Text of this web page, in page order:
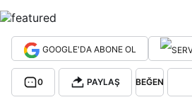
GOOGLE'DA ABONE OL
0 PAYLAŞ BEĞEN
a
düz Varsayılana